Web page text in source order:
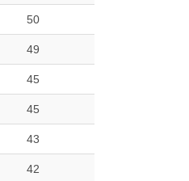
50
49
45
45
43
42